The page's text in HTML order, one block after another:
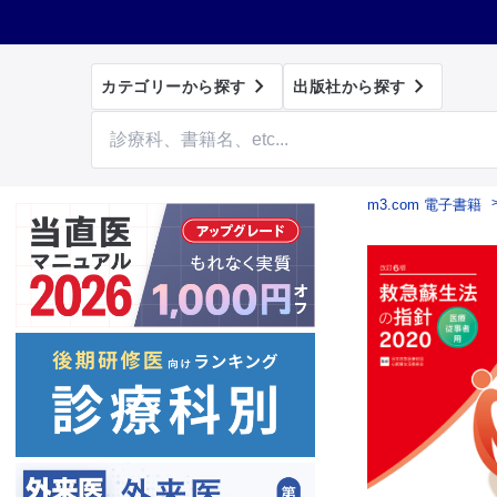
カテゴリーから探す  出版社から探す 
m3.com 電子書籍